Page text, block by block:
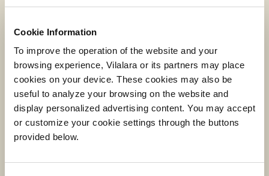
Cookie Information
To improve the operation of the website and your
browsing experience, Vilalara or its partners may place
cookies on your device. These cookies may also be
useful to analyze your browsing on the website and
display personalized advertising content. You may accept
or customize your cookie settings through the buttons
provided below.
DELUXE SUITE